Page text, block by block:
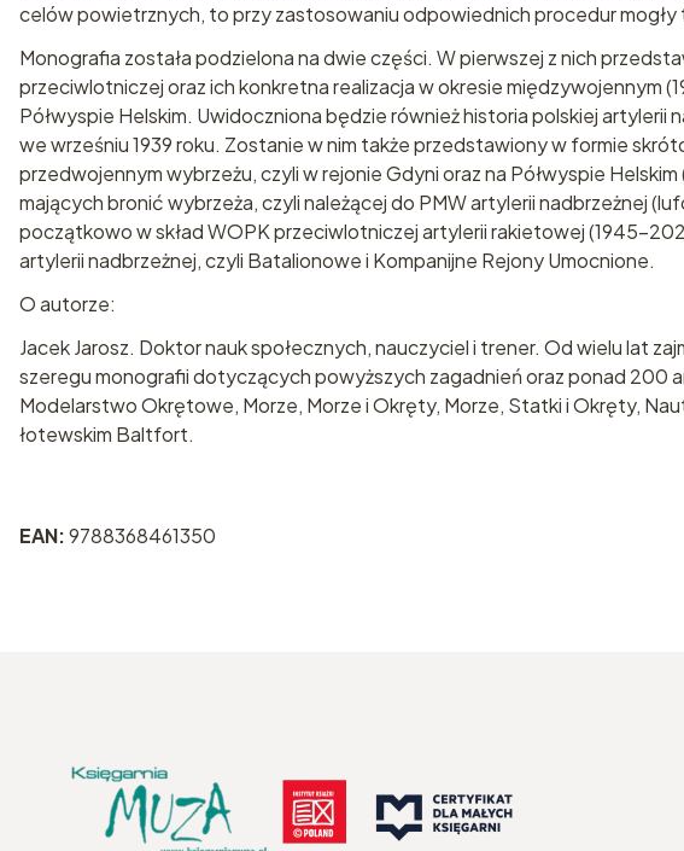
celów powietrznych, to przy zastosowaniu odpowiednich procedur
Monografia została podzielona na dwie części. W pierwszej z nich
przeciwlotniczej oraz ich konkretna realizacja w okresie międzywojennym
Półwyspie Helskim. Uwidoczniona będzie również historia polskiej
we wrześniu 1939 roku. Zostanie w nim także przedstawiony w formie
przedwojennym wybrzeżu, czyli w rejonie Gdyni oraz na Półwyspie
mających bronić wybrzeża, czyli należącej do PMW artylerii nadbrzeżnej
początkowo w skład WOPK przeciwlotniczej artylerii rakietowej (1945-
artylerii nadbrzeżnej, czyli Batalionowe i Kompanijne Rejony Umocnione.
O autorze:
Jacek Jarosz. Doktor nauk społecznych, nauczyciel i trener. Od wielu lat
szeregu monografii dotyczących powyższych zagadnień oraz ponad 200
Modelarstwo Okrętowe, Morze, Morze i Okręty, Morze, Statki i Okręty,
łotewskim Baltfort.
EAN:9788368461350